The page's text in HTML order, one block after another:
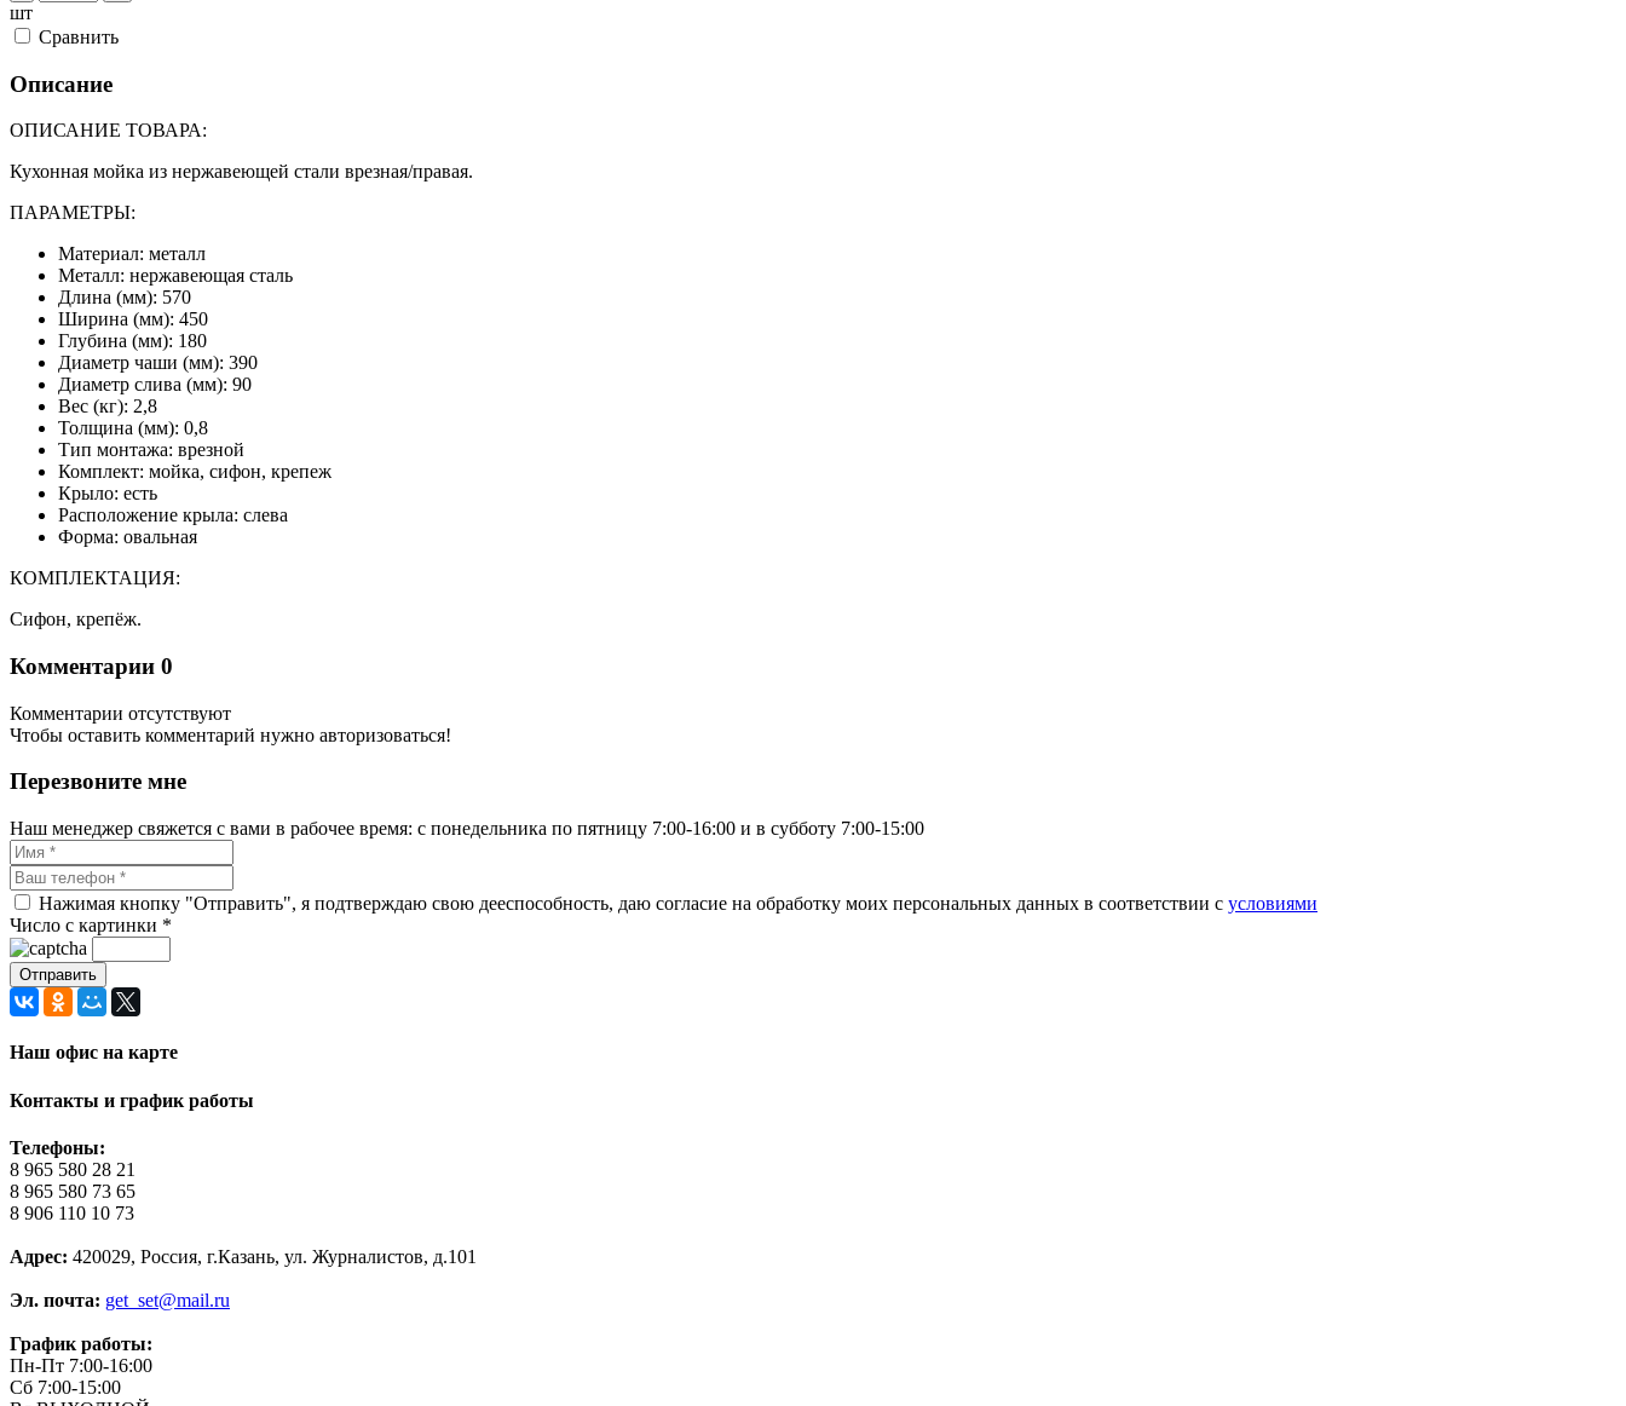
шт
Cравнить
Описание
ОПИСАНИЕ ТОВАРА:
Кухонная мойка из нержавеющей стали врезная/правая.
ПАРАМЕТРЫ:
Материал: металл
Металл: нержавеющая сталь
Длина (мм): 570
Ширина (мм): 450
Глубина (мм): 180
Диаметр чаши (мм): 390
Диаметр слива (мм): 90
Вес (кг): 2,8
Толщина (мм): 0,8
Тип монтажа: врезной
Комплект: мойка, сифон, крепеж
Крыло: есть
Расположение крыла: слева
Форма: овальная
КОМПЛЕКТАЦИЯ:
Сифон, крепёж.
Комментарии 0
Комментарии отсутствуют
Чтобы оставить комментарий нужно авторизоваться!
Перезвоните мне
Наш менеджер свяжется с вами в рабочее время: с понедельника по пятницу 7:00-16:00 и в субботу 7:00-15:00
Нажимая кнопку "Отправить", я подтверждаю свою дееспособность, даю согласие на обработку моих персональных данных в соответствии с условиями
Число с картинки *
Наш офис на карте
Контакты и график работы
Телефоны:
8 965 580 28 21
8 965 580 73 65
8 906 110 10 73
Адрес: 420029, Россия, г.Казань, ул. Журналистов, д.101
Эл. почта: get_set@mail.ru
График работы:
Пн-Пт 7:00-16:00
Сб 7:00-15:00